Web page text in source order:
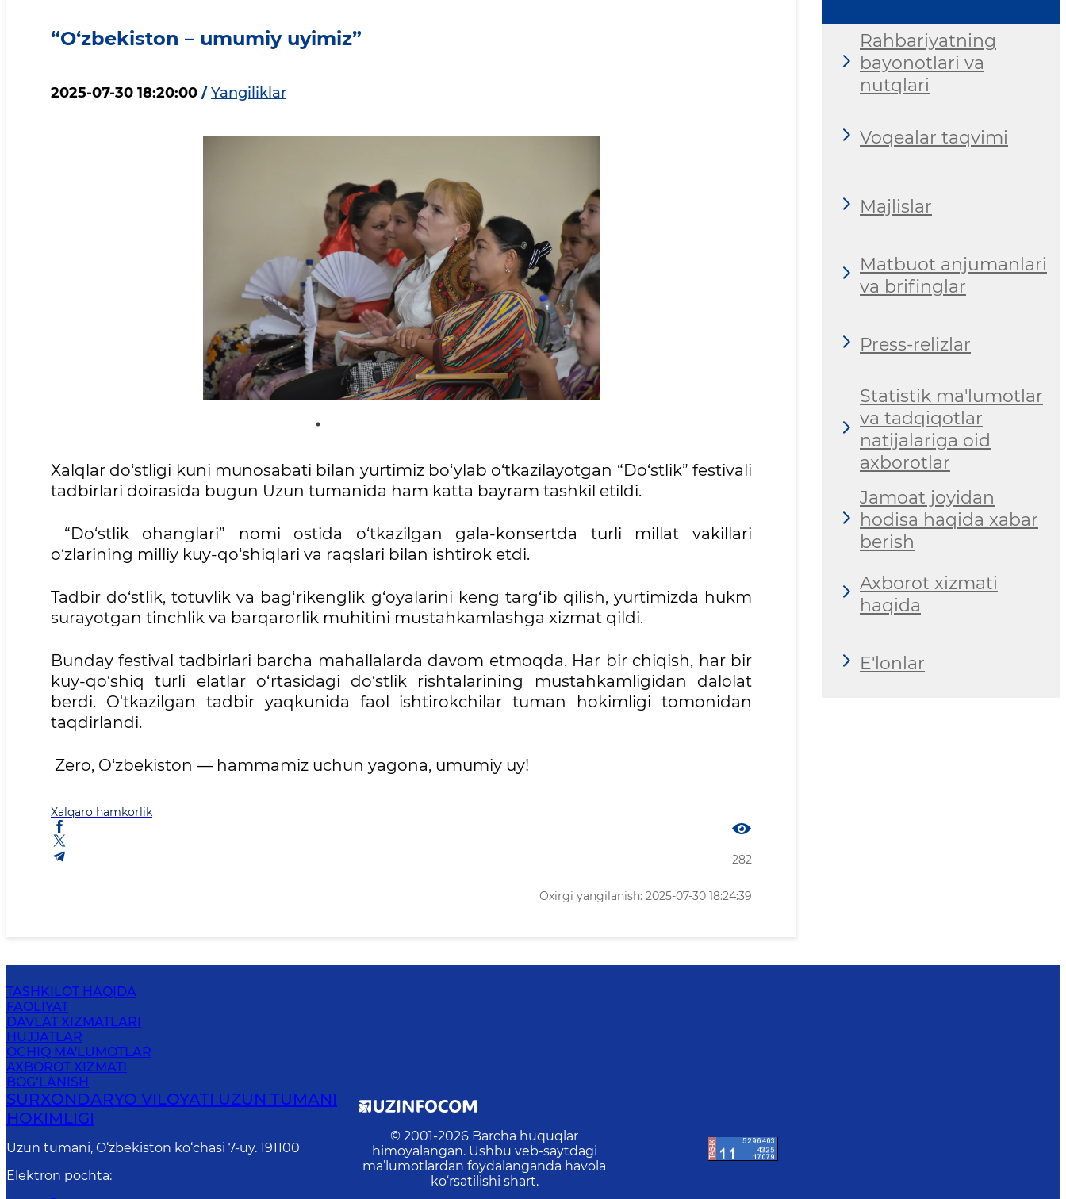
“O‘zbekiston – umumiy uyimiz”
2025-07-30 18:20:00 / Yangiliklar
Xalqlar do‘stligi kuni munosabati bilan yurtimiz bo‘ylab o‘tkazilayotgan “Do‘stlik” festivali
tadbirlari doirasida bugun Uzun tumanida ham katta bayram tashkil etildi.
“Do‘stlik ohanglari” nomi ostida o‘tkazilgan gala-konsertda turli millat vakillari
o‘zlarining milliy kuy-qo‘shiqlari va raqslari bilan ishtirok etdi.
Tadbir do‘stlik, totuvlik va bag‘rikenglik g‘oyalarini keng targ‘ib qilish, yurtimizda hukm
surayotgan tinchlik va barqarorlik muhitini mustahkamlashga xizmat qildi.
Bunday festival tadbirlari barcha mahallalarda davom etmoqda. Har bir chiqish, har bir
kuy-qo‘shiq turli elatlar o‘rtasidagi do‘stlik rishtalarining mustahkamligidan dalolat
berdi. O'tkazilgan tadbir yaqkunida faol ishtirokchilar tuman hokimligi tomonidan
taqdirlandi.
Zero, O‘zbekiston — hammamiz uchun yagona, umumiy uy!
Xalqaro hamkorlik
282
Oxirgi yangilanish: 2025-07-30 18:24:39
Rahbariyatning
bayonotlari va
nutqlari
Voqealar taqvimi
Majlislar
Matbuot anjumanlari
va brifinglar
Press-relizlar
Statistik ma'lumotlar
va tadqiqotlar
natijalariga oid
axborotlar
Jamoat joyidan
hodisa haqida xabar
berish
Axborot xizmati
haqida
E'lonlar
TASHKILOT HAQIDA
FAOLIYAT
DAVLAT XIZMATLARI
HUJJATLAR
OCHIQ MA'LUMOTLAR
AXBOROT XIZMATI
BOG‘LANISH
SURXONDARYO VILOYATI UZUN TUMANI
HOKIMLIGI
Uzun tumani, O‘zbekiston ko‘chasi 7-uy. 191100
Elektron pochta:
© 2001-2026 Barcha huquqlar
himoyalangan. Ushbu veb-saytdagi
ma’lumotlardan foydalanganda havola
ko‘rsatilishi shart.